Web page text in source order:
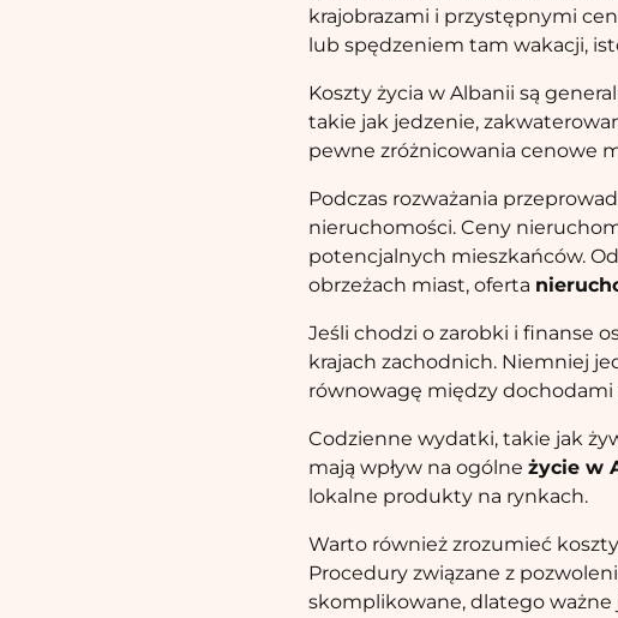
krajobrazami i przystępnymi
lub spędzeniem tam wakacji,
Koszty życia w Albanii są
takie jak jedzenie,
pewne zróżnicowania cenowe
Podczas rozważania
nieruchomości. Ceny
potencjalnych mieszkańców.
obrzeżach miast, oferta
Jeśli chodzi o zarobki i finanse
krajach zachodnich. Niemniej
równowagę między dochodami
Codzienne wydatki, takie jak
mają wpływ na ogólne życie w
lokalne produkty na rynkach.
Warto również zrozumieć
Procedury związane z
skomplikowane, dlatego ważne